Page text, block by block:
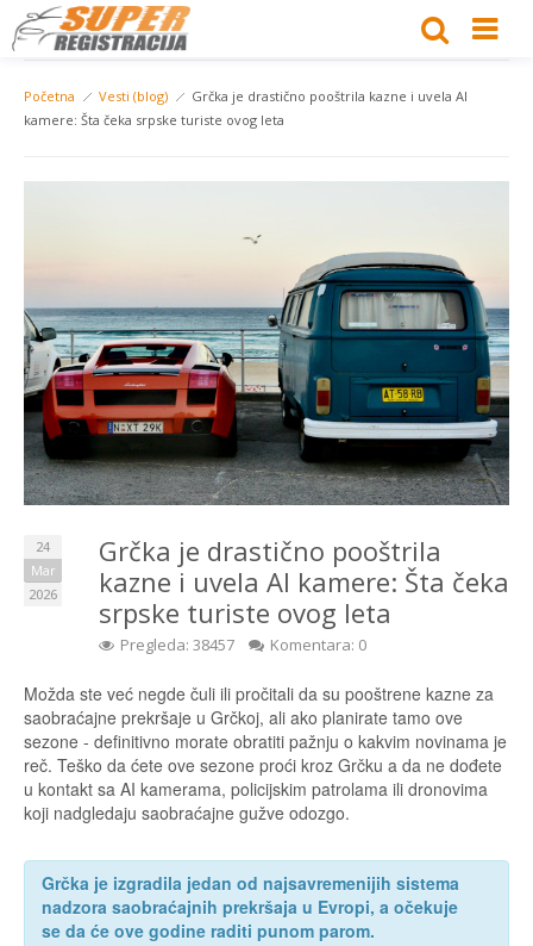
Početna Vesti (blog)
Grčka je drastično pooštrila kazne i uvela AI
kamere: Šta čeka srpske turiste ovog leta
24
Mar
2026
Grčka je drastično pooštrila
kazne i uvela AI kamere: Šta čeka
srpske turiste ovog leta
Pregleda: 38457 Komentara: 0
Možda ste već negde čuli ili pročitali da su pooštrene kazne za
saobraćajne prekršaje u Grčkoj, ali ako planirate tamo ove
sezone - definitivno morate obratiti pažnju o kakvim novinama je
reč. Teško da ćete ove sezone proći kroz Grčku a da ne dođete
u kontakt sa AI kamerama, policijskim patrolama ili dronovima
koji nadgledaju saobraćajne gužve odozgo.
Grčka je izgradila jedan od najsavremenijih sistema
nadzora saobraćajnih prekršaja u Evropi, a očekuje
se da će ove godine raditi punom parom.